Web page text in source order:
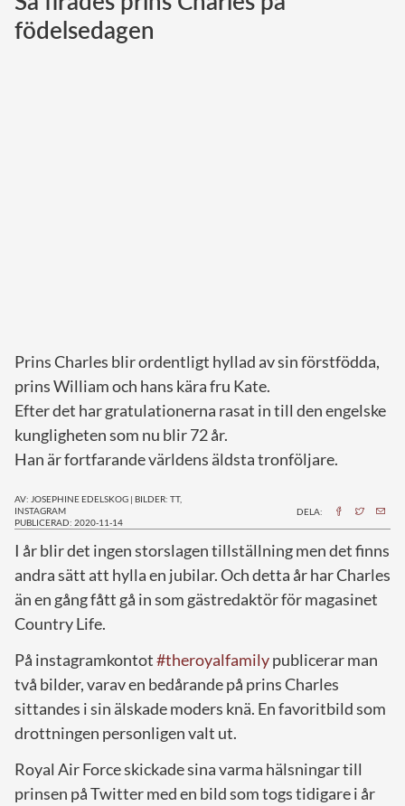
Norska kungahuset
födelsedagen
Prins Charles blir ordentligt hyllad av sin förstfödda,
prins William och hans kära fru Kate.
Efter det har gratulationerna rasat in till den engelske
kungligheten som nu blir 72 år.
Han är fortfarande världens äldsta tronföljare.
AV: JOSEPHINE EDELSKOG | BILDER: TT,
INSTAGRAM
PUBLICERAD: 2020-11-14
DELA:
I år blir det ingen storslagen tillställning men det finns
andra sätt att hylla en jubilar. Och detta år har Charles
än en gång fått gå in som gästredaktör för magasinet
Country Life.
På instagramkontot#theroyalfamilypublicerar man
två bilder, varav en bedårande på prins Charles
sittandes i sin älskade moders knä. En favoritbild som
drottningen personligen valt ut.
Royal Air Force skickade sina varma hälsningar till
prinsen på Twitter med en bild som togs tidigare i år